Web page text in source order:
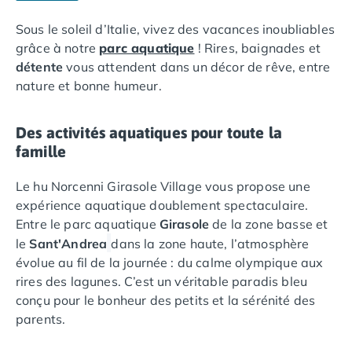
Camping Aude
Camping Gruissan
Camping Narbonne-Plage
Camping Sigean
Camping Aigues-Mortes
Camping Grau-du-Roi
Camping Hérault
Camping Agde
Camping Béziers
Camping La Grande Motte
Camping Marseillan-Plage
Camping Montpellier
Camping Palavas-les-Flots
Camping Sète
Sous le soleil d’Italie, vivez des vacances inoubliables
grâce à notre parc aquatique ! Rires, baignades et
détente vous attendent dans un décor de rêve, entre
nature et bonne humeur.
Des activités aquatiques pour toute la
famille
Le hu Norcenni Girasole Village vous propose une
expérience aquatique doublement spectaculaire.
Entre le parc aquatique Girasolede la zone basse et
le Sant'Andrea dans la zone haute, l’atmosphère
évolue au fil de la journée : du calme olympique aux
rires des lagunes. C’est un véritable paradis bleu
conçu pour le bonheur des petits et la sérénité des
parents.